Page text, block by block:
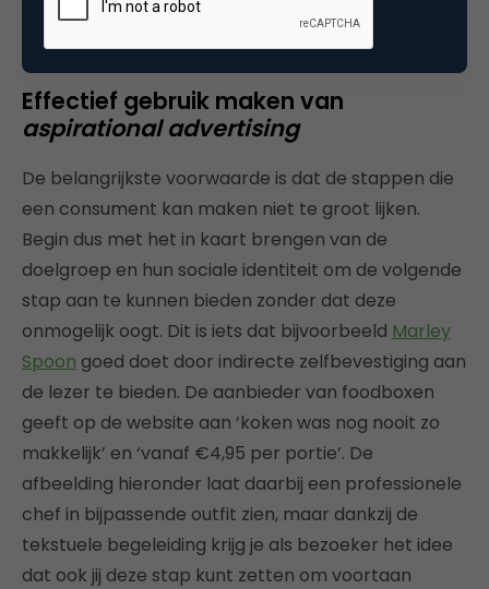
Effectief gebruik maken van
aspirational advertising
De belangrijkste voorwaarde is dat de stappen die
een consument kan maken niet te groot lijken.
Begin dus met het in kaart brengen van de
doelgroep en hun sociale identiteit om de volgende
stap aan te kunnen bieden zonder dat deze
onmogelijk oogt. Dit is iets dat bijvoorbeeld Marley
Spoon goed doet door indirecte zelfbevestiging aan
de lezer te bieden. De aanbieder van foodboxen
geeft op de website aan ‘koken was nog nooit zo
makkelijk’ en ‘vanaf €4,95 per portie’. De
afbeelding hieronder laat daarbij een professionele
chef in bijpassende outfit zien, maar dankzij de
tekstuele begeleiding krijg je als bezoeker het idee
dat ook jij deze stap kunt zetten om voortaan